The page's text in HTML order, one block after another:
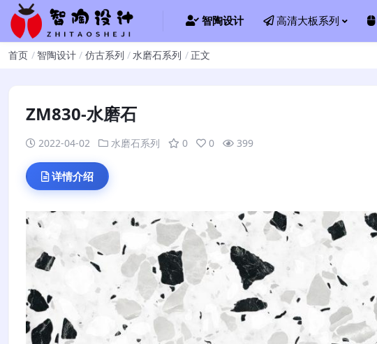
智陶设计 高清大板系列
首页 智陶设计 仿古系列 水磨石系列 正文
ZM830-水磨石
2022-04-02 水磨石系列 0 0 399
详情介绍